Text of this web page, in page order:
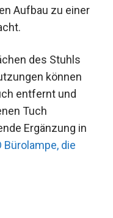
Aufbau zu einer
des Stuhls
können
entfernt und
Tuch
Ergänzung in
Bürolampe, die